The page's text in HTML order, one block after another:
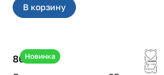
В корзину
Новинка
800 ₽